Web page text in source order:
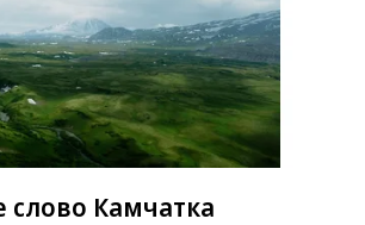
слово Камчатка